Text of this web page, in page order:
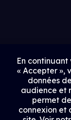
En
« Accepter »,
données
audience et
permet
connexion et